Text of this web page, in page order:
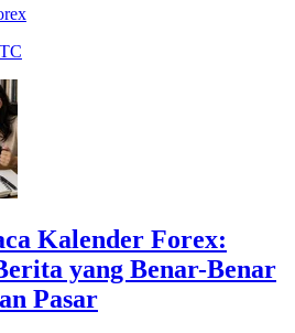
Kalender Forex:
yang Benar-Benar
Pasar